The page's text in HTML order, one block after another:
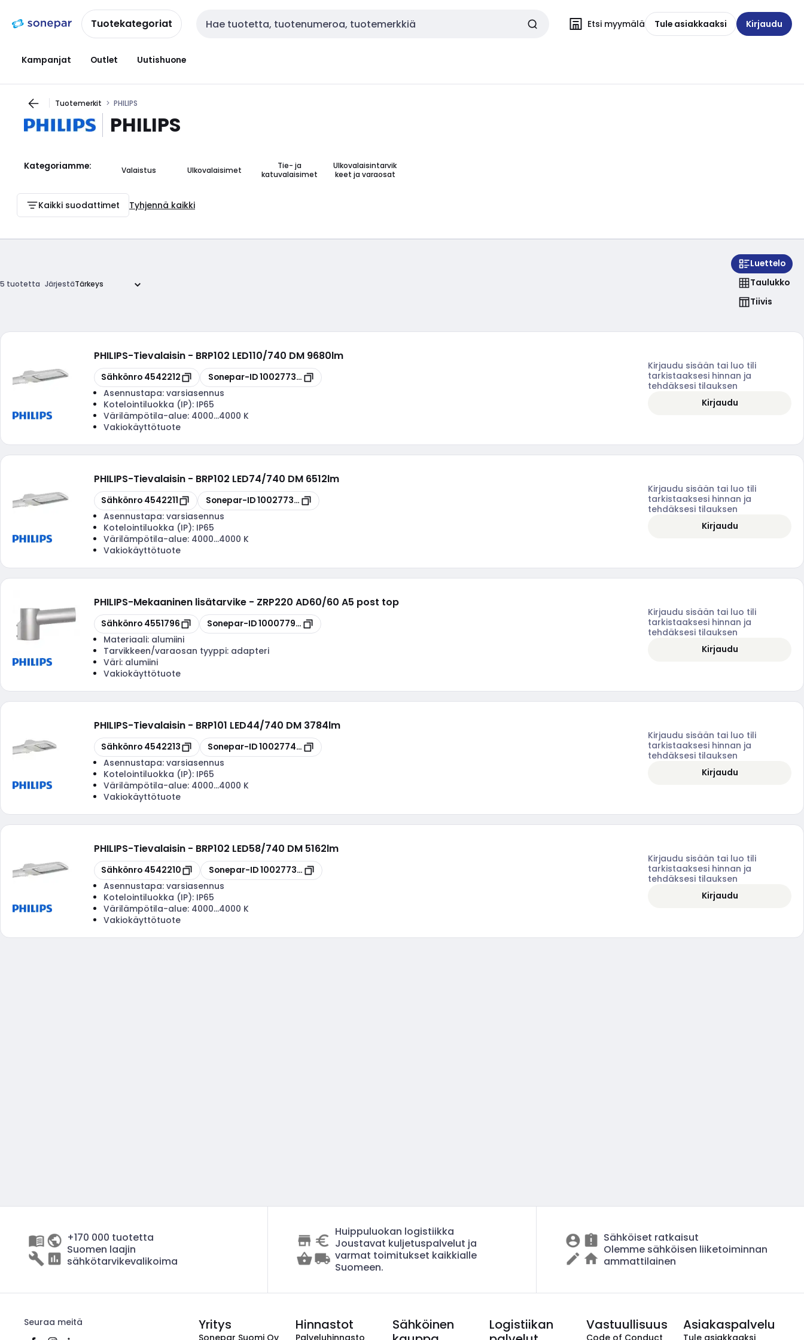
navigointiinsisältöönTuotekategoriat Haku Etsi myymälä Tule asiakkaaksi Kirjaudu
Kampanjat Outlet Uutishuone
Tuotemerkit PHILIPS
PHILIPS
Kategoriamme: Valaistus Ulkovalaisimet
Tie- ja
katuvalaisimet
Ulkovalaisintarvik
keet ja varaosat
Kaikki suodattimet Tyhjennä kaikki
5 tuotetta Järjestä
Luettelo
Taulukko
Tiivis
PHILIPS-Tievalaisin - BRP102 LED110/740 DM 9680lm
Kopioi
Sähkönro 4542212 Kopioi
Sonepar-ID100277399
Asennustapa: varsiasennus
Kotelointiluokka (IP): IP65
Värilämpötila-alue: 4000...4000 K
Vakiokäyttötuote
Kirjaudu sisään tai luo tili
tarkistaaksesi hinnan ja
tehdäksesi tilauksen
Kirjaudu
PHILIPS-Tievalaisin - BRP102 LED74/740 DM 6512lm
Kopioi
Sähkönro 4542211 Kopioi
Sonepar-ID100277397
Asennustapa: varsiasennus
Kotelointiluokka (IP): IP65
Värilämpötila-alue: 4000...4000 K
Vakiokäyttötuote
Kirjaudu sisään tai luo tili
tarkistaaksesi hinnan ja
tehdäksesi tilauksen
Kirjaudu
PHILIPS-Mekaaninen lisätarvike - ZRP220 AD60/60 A5 post top
Kopioi
Sähkönro 4551796 Kopioi
Sonepar-ID100077978
Materiaali: alumiini
Tarvikkeen/varaosan tyyppi: adapteri
Väri: alumiini
Vakiokäyttötuote
Kirjaudu sisään tai luo tili
tarkistaaksesi hinnan ja
tehdäksesi tilauksen
Kirjaudu
PHILIPS-Tievalaisin - BRP101 LED44/740 DM 3784lm
Kopioi
Sähkönro 4542213 Kopioi
Sonepar-ID100277401
Asennustapa: varsiasennus
Kotelointiluokka (IP): IP65
Värilämpötila-alue: 4000...4000 K
Vakiokäyttötuote
Kirjaudu sisään tai luo tili
tarkistaaksesi hinnan ja
tehdäksesi tilauksen
Kirjaudu
PHILIPS-Tievalaisin - BRP102 LED58/740 DM 5162lm
Kopioi
Sähkönro 4542210 Kopioi
Sonepar-ID100277395
Asennustapa: varsiasennus
Kotelointiluokka (IP): IP65
Värilämpötila-alue: 4000...4000 K
Vakiokäyttötuote
Kirjaudu sisään tai luo tili
tarkistaaksesi hinnan ja
tehdäksesi tilauksen
Kirjaudu
+170 000 tuotetta
Suomen laajin
sähkötarvikevalikoima
Huippuluokan logistiikka
Joustavat kuljetuspalvelut ja
varmat toimitukset kaikkialle
Suomeen.
Sähköiset ratkaisut
Olemme sähköisen liiketoiminnan
ammattilainen
Seuraa meitä Yritys
Sonepar Suomi Oy
Hinnastot
Palveluhinnasto
Sähköinen
Logistiikan
Vastuullisuus
Code of Conduct
Asiakaspalvelu
Tule asiakkaaksi